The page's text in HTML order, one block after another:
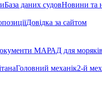
База даних судовНовини та
Довідка за сайтом
МАРАД для моряків
Головний механік2-й